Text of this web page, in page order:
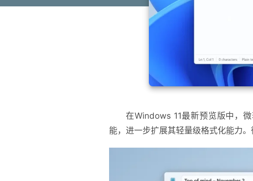
在Windows 11最新预览版中，
能，进一步扩展其轻量级格式化能力